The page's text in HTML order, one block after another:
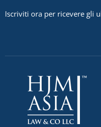
Iscriviti ora per ricevere gli